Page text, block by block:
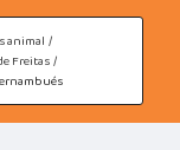
animal
Freitas